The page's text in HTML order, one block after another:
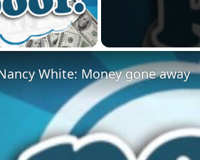
White: Money gone away